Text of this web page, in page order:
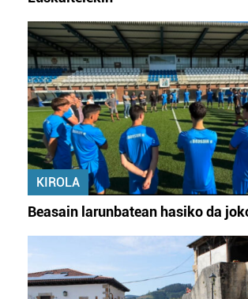
KIROLA
Beasain larunbatean hasiko da